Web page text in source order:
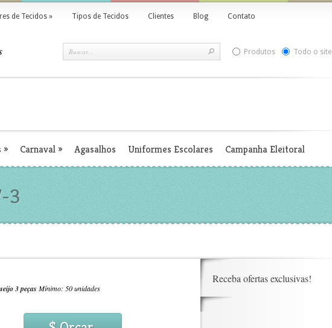
de Tecidos» Tipos de Tecidos Clientes Blog Contato
Produtos Todo o site
» Carnaval» Agasalhos Uniformes Escolares Campanha Eleitoral
3
3 peças Mínimo: 50 unidades
Receba ofertas exclusivas!